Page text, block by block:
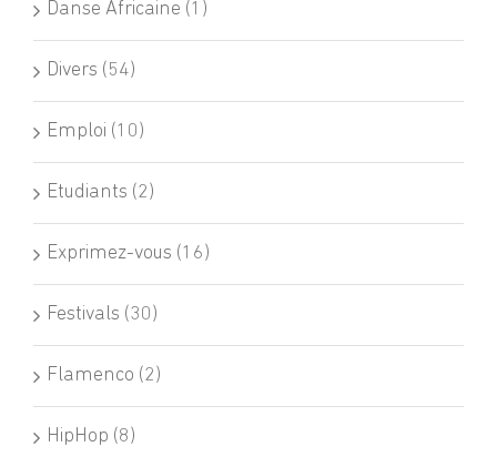
Danse Africaine (1)
Divers (54)
Emploi (10)
Etudiants (2)
Exprimez-vous (16)
Festivals (30)
Flamenco (2)
HipHop (8)